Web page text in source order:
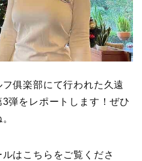
俱楽部にて行われた久遠
弾をレポートします！ぜひ
はこちらをご覧くださ